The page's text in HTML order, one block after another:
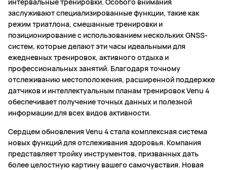
заслуживают специализированные функции, такие как
режим триатлона, смешанные тренировки и
позиционирование с использованием нескольких GNSS-
систем, которые делают эти часы идеальными для
ежедневных тренировок, активного отдыха и
профессиональных занятий. Благодаря точному
отслеживанию местоположения, расширенной поддержке
датчиков и интеллектуальным планам тренировок Venu 4
обеспечивает получение точных данных и полезной
информации для всех видов активности.
Сердцем обновления Venu 4 стала комплексная система
новых функций для отслеживания здоровья. Компания
представляет тройку инструментов, призванных дать
более целостную картину вашего самочувствия. Новая